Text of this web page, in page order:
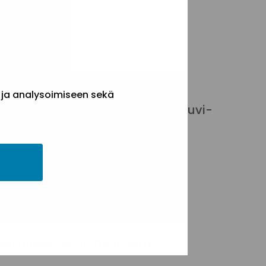
analysoimiseen sekä
keskus)
Sininauhaliiton lakimies Suvi-
vuosikokoukseen liittyvät